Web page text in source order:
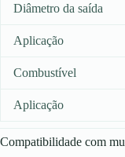
Diâmetro da saída
Aplicação
Combustível
Aplicação
Compatibilidade com